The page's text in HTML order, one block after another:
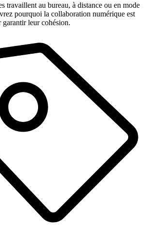
travaillent au bureau, à distance ou en mode
pourquoi la collaboration numérique est
garantir leur cohésion.